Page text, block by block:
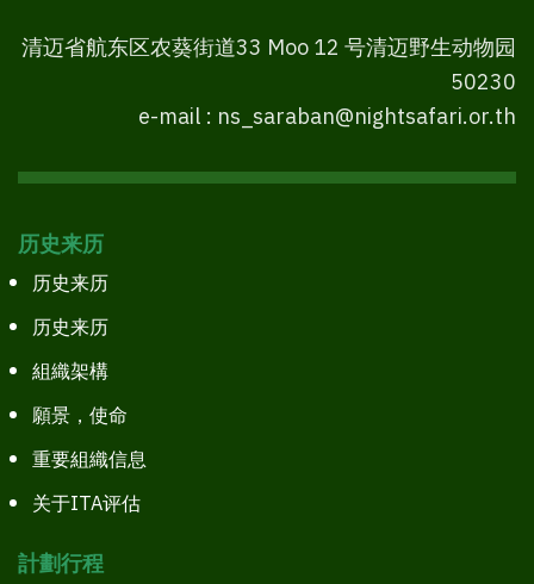
清迈省航东区农葵街道33 Moo 12 号清迈野生动物园
50230
e-mail : ns_saraban@nightsafari.or.th
历史来历
历史来历
历史来历
組織架構
願景，使命
重要組織信息
关于ITA评估
計劃行程